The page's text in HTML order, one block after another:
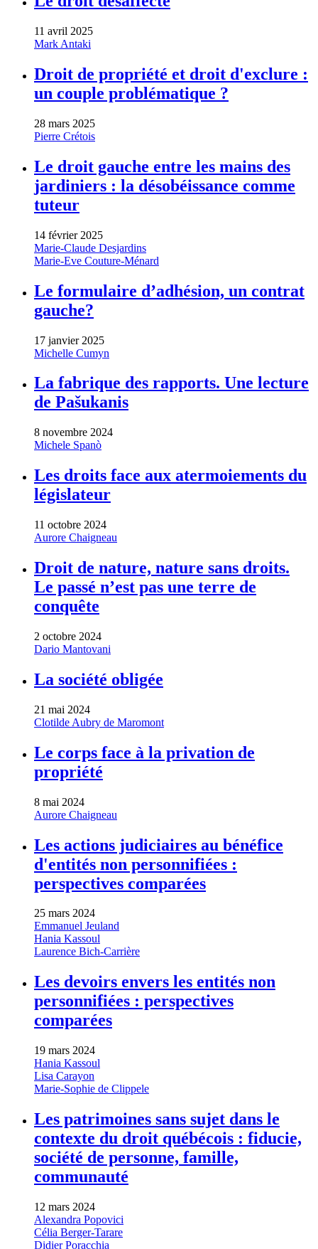
11 avril 2025
Mark Antaki
Droit de propriété et droit d'exclure :
un couple problématique ?
28 mars 2025
Pierre Crétois
Le droit gauche entre les mains des
jardiniers : la désobéissance comme
tuteur
14 février 2025
Marie-Claude Desjardins
Marie-Eve Couture-Ménard
Le formulaire d’adhésion, un contrat
gauche?
17 janvier 2025
Michelle Cumyn
La fabrique des rapports. Une lecture
de Pašukanis
8 novembre 2024
Michele Spanò
Les droits face aux atermoiements du
législateur
11 octobre 2024
Aurore Chaigneau
Droit de nature, nature sans droits.
Le passé n’est pas une terre de
conquête
2 octobre 2024
Dario Mantovani
La société obligée
21 mai 2024
Clotilde Aubry de Maromont
Le corps face à la privation de
propriété
8 mai 2024
Aurore Chaigneau
Les actions judiciaires au bénéfice
d'entités non personnifiées :
perspectives comparées
25 mars 2024
Emmanuel Jeuland
Hania Kassoul
Laurence Bich-Carrière
Les devoirs envers les entités non
personnifiées : perspectives
comparées
19 mars 2024
Hania Kassoul
Lisa Carayon
Marie-Sophie de Clippele
Les patrimoines sans sujet dans le
contexte du droit québécois : fiducie,
société de personne, famille,
communauté
12 mars 2024
Alexandra Popovici
Célia Berger-Tarare
Didier Poracchia